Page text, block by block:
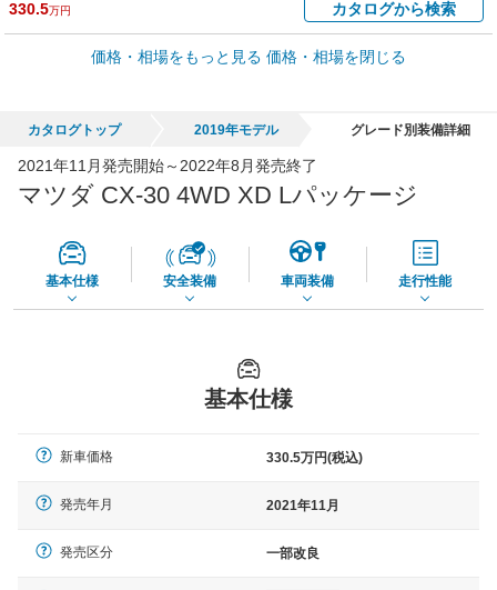
330.5万円
カタログから検索
車買取価格 *
車買取相場
65,050円
*当該価格は車種別の価格となります。
価格・相場をもっと見る 価格・相場を閉じる
カタログトップ 2019年モデル グレード別装備詳細
2021年11月発売開始～2022年8月発売終了
マツダ CX-30 4WD XD Lパッケージ
基本仕様 安全装備 車両装備 走行性能
基本仕様
新車価格 330.5万円(税込)
発売年月 2021年11月
発売区分 一部改良